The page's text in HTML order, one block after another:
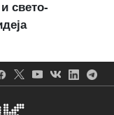
свето-